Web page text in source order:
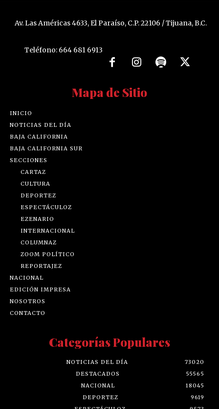
Av. Las Américas 4633, El Paraíso, C.P. 22106 / Tijuana, B.C.
Teléfono: 664 681 6913
Mapa de Sitio
INICIO
NOTICIAS DEL DÍA
BAJA CALIFORNIA
BAJA CALIFORNIA SUR
SECCIONES
CARTAZ
CULTURA
DEPORTEZ
ESPECTÁCULOZ
EZENARIO
INTERNACIONAL
COLUMNAZ
ZOOM POLÍTICO
REPORTAJEZ
NACIONAL
EDICIÓN IMPRESA
NOSOTROS
CONTACTO
Categorías Populares
NOTICIAS DEL DÍA
73020
DESTACADOS
55565
NACIONAL
18045
DEPORTEZ
9619